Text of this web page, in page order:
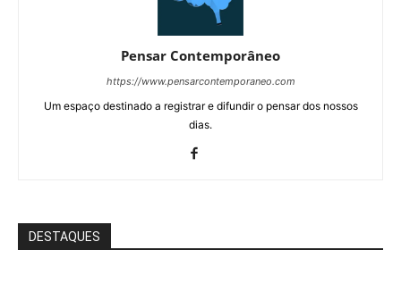
Pensar Contemporâneo
https://www.pensarcontemporaneo.com
Um espaço destinado a registrar e difundir o pensar dos nossos
dias.
DESTAQUES